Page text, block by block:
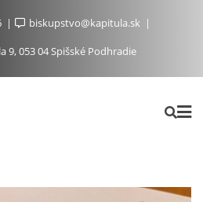
biskupstvo@kapitula.sk
9, 053 04 Spišské Podhradie